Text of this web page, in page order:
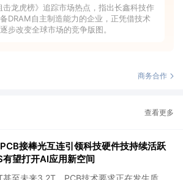
龙虎榜》追踪市场热点，指出长鑫科技作
DRAM自主制造能力的企业，正凭借技术
步改变全球市场的竞争版图。
商务合作
查看更多
PCB接棒光互连引领科技硬件技持续活跃
望打开AI应用新空间